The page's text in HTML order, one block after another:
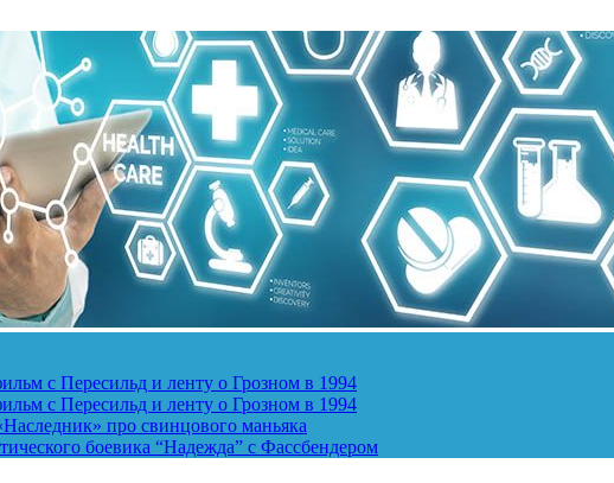
с Пересильд и ленту о Грозном в 1994
с Пересильд и ленту о Грозном в 1994
про свинцового маньяка
боевика “Надежда” с Фассбендером